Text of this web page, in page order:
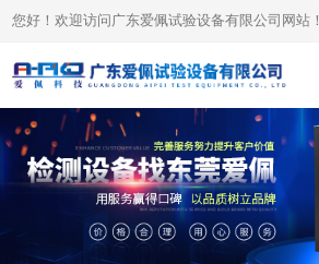
您好！欢迎访问广东爱佩试验设备有限公司网站！